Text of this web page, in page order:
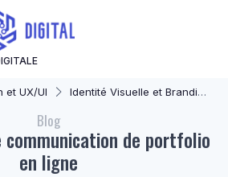
et UX/UI Identité Visuelle et Branding
Blog
de portfolio
en ligne
cookies